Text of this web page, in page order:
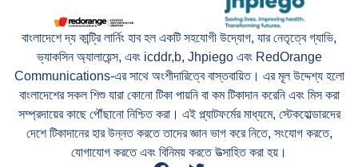
বাংলাদেশে দ্য কান্ট্রি লার্নিং হাব হল একটি সহযোগী উদ্যোগ, যার নেতৃত্বে গ্যাভি,
ভ্যাকসিন অ্যালায়েন্স, এবং icddr,b, Jhpiego এবং RedOrange
Communications-এর সাথে অংশীদারিত্বে বাস্তবায়িত। এর মূল উদ্দেশ্য হলো
বাংলাদেশের সকল শিশু যারা কোনো টিকা পায়নি বা কম টিকাদান করেনি এবং মিস করা
সম্প্রদায়ের কাছে পৌঁছানো নিশ্চিত করা। এই প্ল্যাটফর্মের মাধ্যমে, স্টেকহোল্ডারদের
দেশে টিকাদানের হার উন্নত করতে তাদের জ্ঞান ভাগ করে নিতে, সংযোগ করতে,
যোগাযোগ করতে এবং বিনিময় করতে উত্সাহিত করা হয়।